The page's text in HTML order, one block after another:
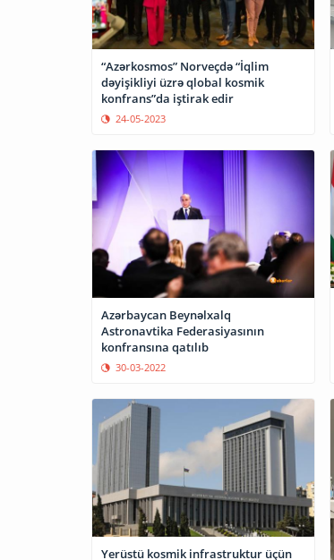
“Azərkosmos” Norveçdə “İqlim
dəyişikliyi üzrə qlobal kosmik
konfrans”da iştirak edir
24-05-2023
Azərbaycan Beynəlxalq
Astronavtika Federasiyasının
konfransına qatılıb
30-03-2022
Yerüstü kosmik infrastruktur üçün